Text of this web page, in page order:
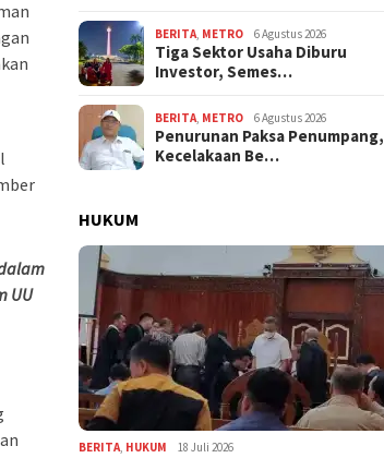
UU
BERITA, METRO 6 Agustus 2026
Tiga Sektor Usaha Diburu
Investor, Semes…
BERITA, METRO 6 Agustus 2026
Penurunan Paksa Penumpang,
Kecelakaan Be…
HUKUM
BERITA HUKUM 18 Juli 2026